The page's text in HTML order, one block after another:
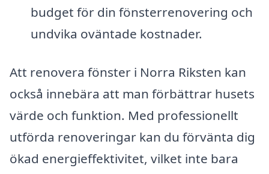
budget för din fönsterrenovering och
undvika oväntade kostnader.
Att renovera fönster i Norra Riksten kan
också innebära att man förbättrar husets
värde och funktion. Med professionellt
utförda renoveringar kan du förvänta dig
ökad energieffektivitet, vilket inte bara